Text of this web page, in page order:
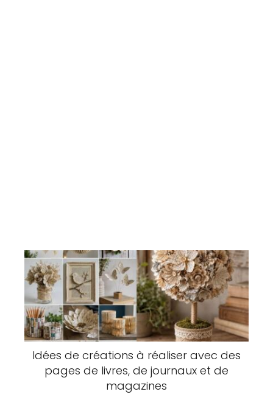
Idées de créations à réaliser avec des
pages de livres, de journaux et de
magazines